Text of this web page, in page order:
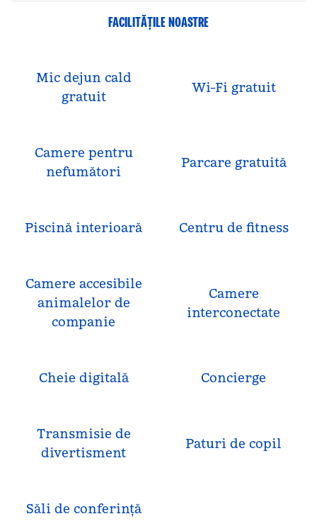
FACILITĂŢILE NOASTRE
Mic dejun cald
gratuit
Wi-Fi gratuit
Camere pentru
nefumători
Parcare gratuită
Piscină interioară Centru de fitness
Camere accesibile
animalelor de
companie
Camere
interconectate
Cheie digitală Concierge
Transmisie de
divertisment
Paturi de copil
Săli de conferință